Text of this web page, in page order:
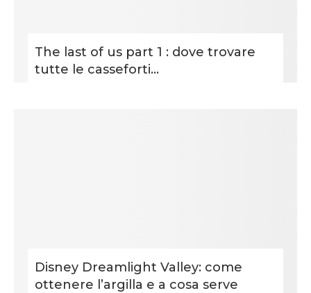
The last of us part 1 : dove trovare
tutte le casseforti...
Disney Dreamlight Valley: come
ottenere l’argilla e a cosa serve